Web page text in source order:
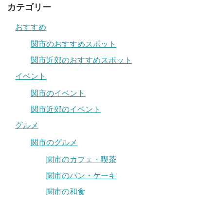
カテゴリー
おすすめ
関市のおすすめスポット
関市近郊のおすすめスポット
イベント
関市のイベント
関市近郊のイベント
グルメ
関市のグルメ
関市のカフェ・喫茶
関市のパン・ケーキ
関市の和食